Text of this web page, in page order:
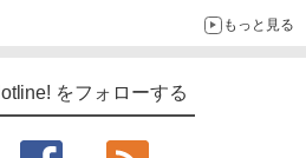
もっと見る
をフォローする